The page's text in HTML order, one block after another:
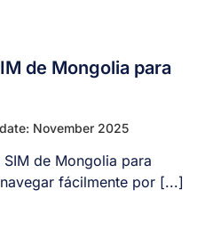
de Mongolia para
November 2025
de Mongolia para
fácilmente por [...]